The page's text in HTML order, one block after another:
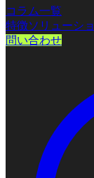
コラム一覧
特徴ソリューシ
問い合わせ